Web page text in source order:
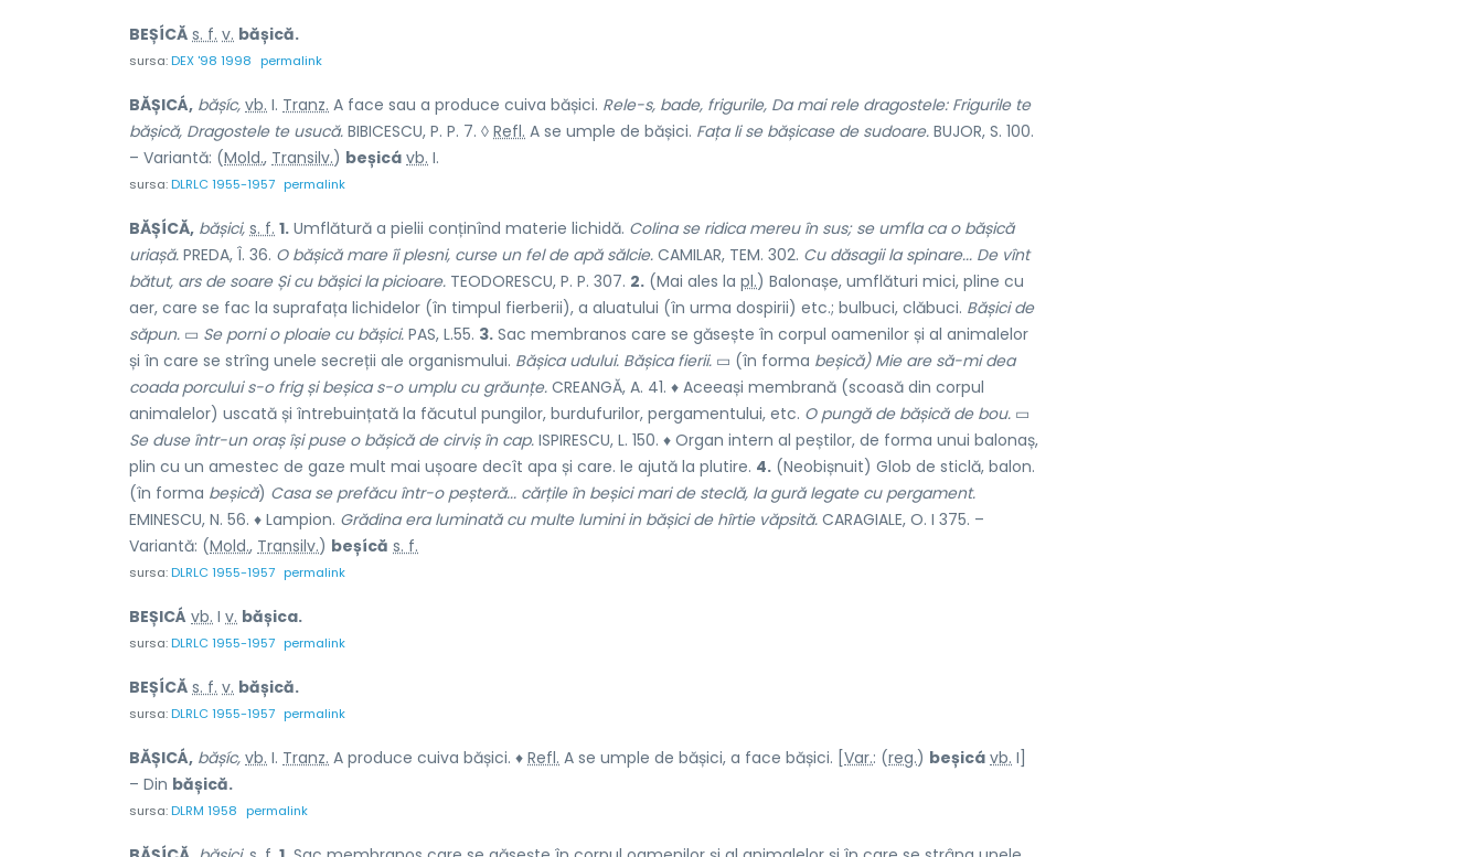
BEȘÍCĂ s. f. v. bășică.
sursa:DEX '98 1998 permalink
BĂȘICÁ, bășíc, vb. I. Tranz. A face sau a produce cuiva bășici. Rele-s, bade, frigurile, Da mai rele dragostele: Frigurile te
bășică, Dragostele te usucă. BIBICESCU, P. P. 7. ◊ Refl. A se umple de bășici. Fața li se bășicase de sudoare. BUJOR, S. 100.
– Variantă: (Mold., Transilv.) beșicá vb. I.
sursa:DLRLC 1955-1957 permalink
BĂȘÍCĂ, bășici, s. f. 1. Umflătură a pielii conținînd materie lichidă. Colina se ridica mereu în sus; se umfla ca o bășică
uriașă. PREDA, Î. 36. O bășică mare îi plesni, curse un fel de apă sălcie. CAMILAR, TEM. 302. Cu dăsagii la spinare... De vînt
bătut, ars de soare Și cu bășici la picioare. TEODORESCU, P. P. 307. 2. (Mai ales la pl.) Balonașe, umflături mici, pline cu
aer, care se fac la suprafața lichidelor (în timpul fierberii), a aluatului (în urma dospirii) etc.; bulbuci, clăbuci. Bășici de
săpun. ▭ Se porni o ploaie cu bășici. PAS, L.55. 3. Sac membranos care se găsește în corpul oamenilor și al animalelor
și în care se strîng unele secreții ale organismului. Bășica udului. Bășica fierii. ▭ (în forma beșică) Mie are să-mi dea
coada porcului s-o frig și beșica s-o umplu cu grăunțe. CREANGĂ, A. 41. ♦ Aceeași membrană (scoasă din corpul
animalelor) uscată și întrebuințată la făcutul pungilor, burdufurilor, pergamentului, etc. O pungă de bășică de bou. ▭
Se duse într-un oraș își puse o bășică de cirviș în cap. ISPIRESCU, L. 150. ♦ Organ intern al peștilor, de forma unui balonaș,
plin cu un amestec de gaze mult mai ușoare decît apa și care. le ajută la plutire. 4. (Neobișnuit) Glob de sticlă, balon.
(în forma beșică) Casa se prefăcu într-o peșteră... cărțile în beșici mari de steclă, la gură legate cu pergament.
EMINESCU, N. 56. ♦ Lampion. Grădina era luminată cu multe lumini in bășici de hîrtie văpsită. CARAGIALE, O. I 375. –
Variantă: (Mold., Transilv.) beșícă s. f.
sursa:DLRLC 1955-1957 permalink
BEȘICÁ vb. I v. bășica.
sursa:DLRLC 1955-1957 permalink
BEȘÍCĂ s. f. v. bășică.
sursa:DLRLC 1955-1957 permalink
BĂȘICÁ, bășíc, vb. I. Tranz. A produce cuiva bășici. ♦ Refl. A se umple de bășici, a face bășici. [Var.: (reg.) beșicá vb. I]
– Din bășică.
sursa:DLRM 1958 permalink